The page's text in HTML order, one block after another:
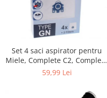
Set 4 saci aspirator pentru
Miele, Complete C2, Complete
C3, Classic C1, S8, S5, S2,
59,99 Lei